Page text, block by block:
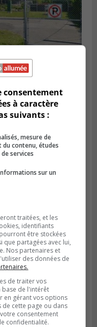
de glace
consentement
à caractère
suivants :
mesure de
contenu, études
services
sur un
traitées, et les
identifiants
être stockées
que partagées avec lui,
Nos partenaires et
des données de
de traiter vos
base de l'intérêt
en gérant vos options
de cette page ou dans
consentement
confidentialité.